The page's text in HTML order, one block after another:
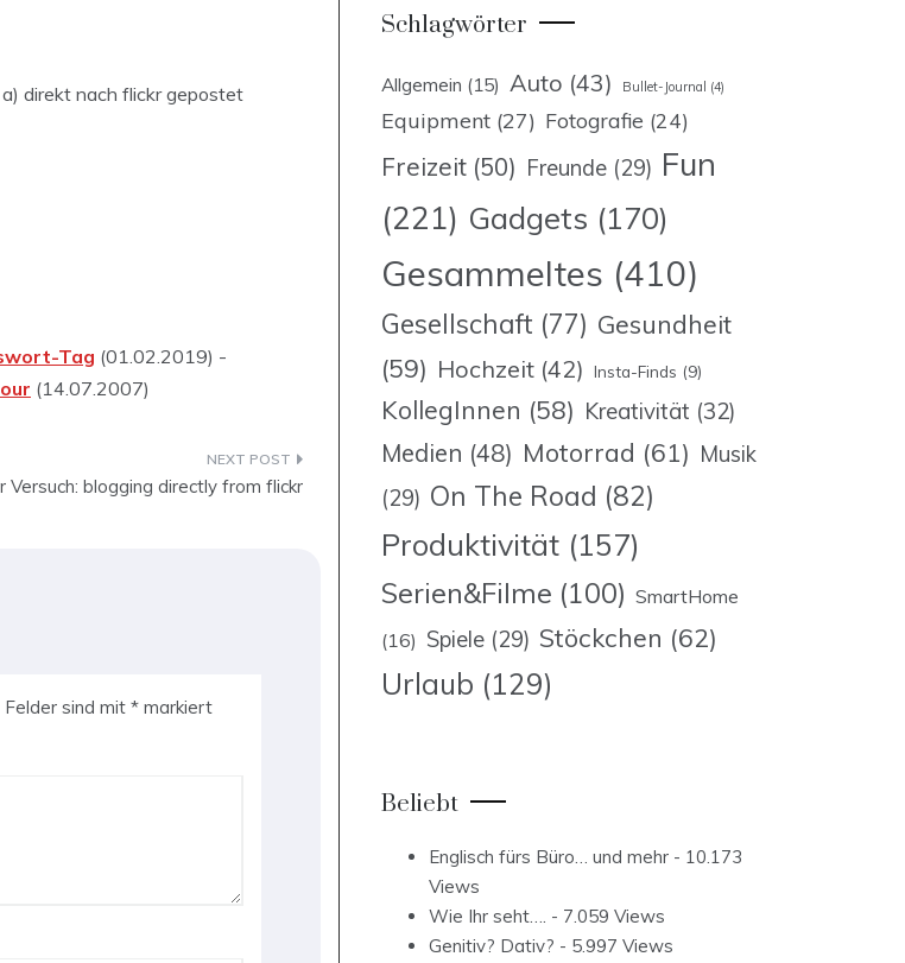
direkt nach flickr gepostet
Tag (01.02.2019) -
(14.07.2007)
Versuch: blogging directly from flickr
sind mit * markiert
Schlagwörter
Allgemein (15) Auto (43) Bullet-Journal (4)
Equipment (27) Fotografie (24)
Freizeit (50) Freunde (29) Fun
(221) Gadgets (170)
Gesammeltes (410)
Gesellschaft (77) Gesundheit
(59) Hochzeit (42) Insta-Finds (9)
KollegInnen (58) Kreativität (32)
Medien (48) Motorrad (61) Musik
(29) On The Road (82)
Produktivität (157)
Serien&Filme (100) SmartHome
(16) Spiele (29) Stöckchen (62)
Urlaub (129)
Beliebt
Englisch fürs Büro… und mehr - 10.173
Views
Wie Ihr seht…. - 7.059 Views
Genitiv? Dativ? - 5.997 Views